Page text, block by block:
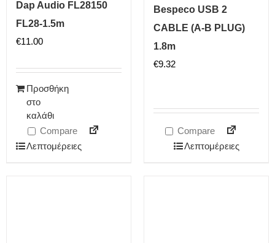
Dap Audio FL28150
FL28-1.5m
€11.00
Προσθήκη
στο
καλάθι
Compare
Λεπτομέρειες
Bespeco USB 2
CABLE (A-B PLUG)
1.8m
€9.32
Compare
Λεπτομέρειες